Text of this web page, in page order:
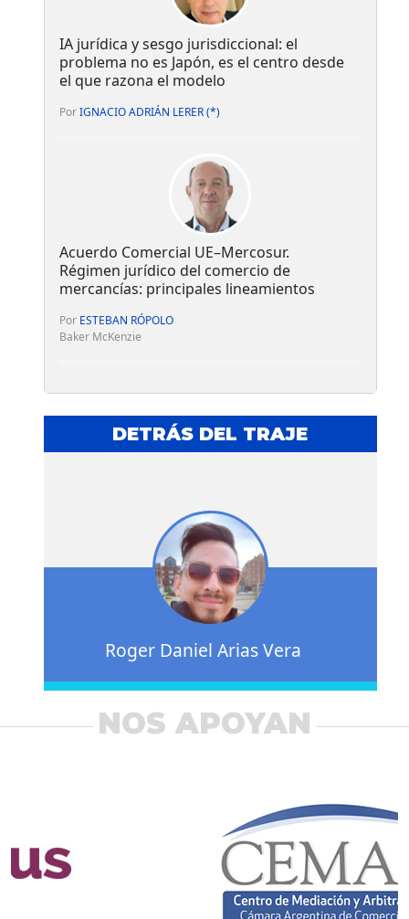
IA jurídica y sesgo jurisdiccional: el
problema no es Japón, es el centro desde
el que razona el modelo
PorIGNACIO ADRIÁN LERER (*)
Acuerdo Comercial UE–Mercosur.
Régimen jurídico del comercio de
mercancías: principales lineamientos
Por ESTEBAN RÓPOLO
Baker McKenzie
DETRÁS DEL TRAJE
Roger Daniel Arias Vera
NOS APOYAN